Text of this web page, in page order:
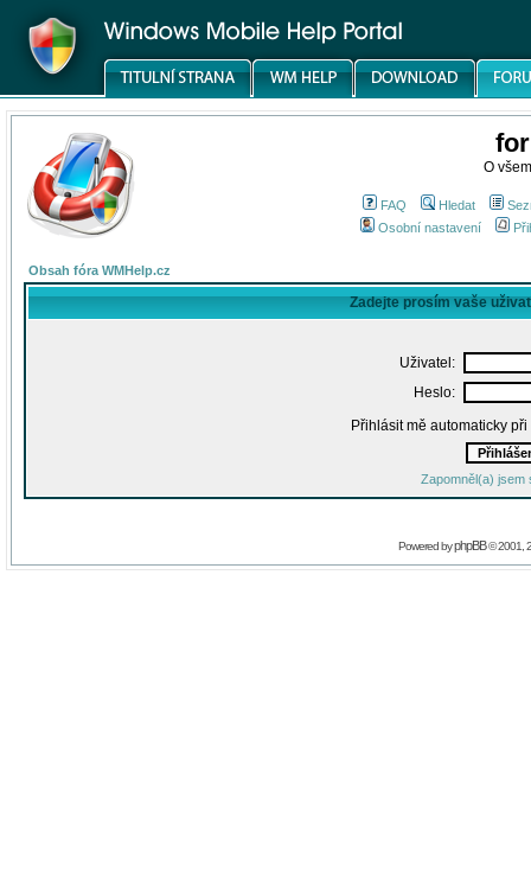
O
FAQ Hledat
Osobní nastavení
Obsah fóra WMHelp.cz
Zadejte prosím vaše
Uživatel:
Heslo:
Přihlásit mě automaticky
Zapomněl(a) jsem
Powered byphpBB© 2001,